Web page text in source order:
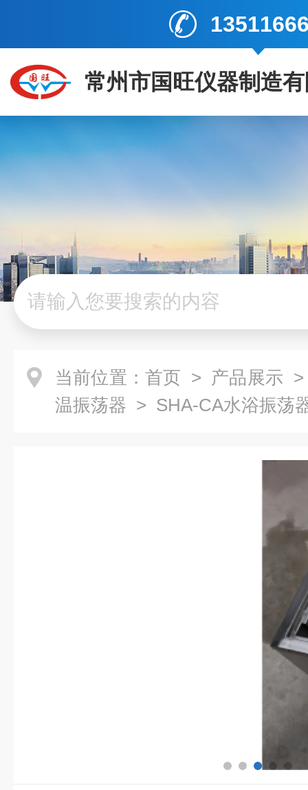
常州市国旺仪器制造
当前位置： 首页 > 产品展示
温振荡器 > SHA-CA水浴振荡